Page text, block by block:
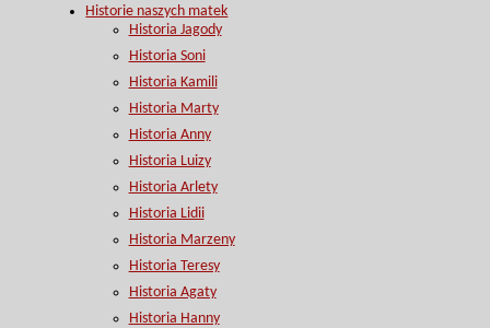
Historie naszych matek
Historia Jagody
Historia Soni
Historia Kamili
Historia Marty
Historia Anny
Historia Luizy
Historia Arlety
Historia Lidii
Historia Marzeny
Historia Teresy
Historia Agaty
Historia Hanny